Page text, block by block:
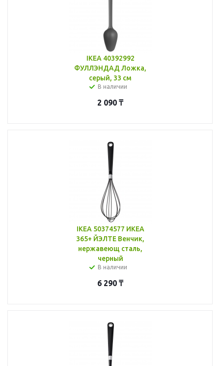
IKEA 40392992
ФУЛЛЭНДАД Ложка,
серый, 33 см
В наличии
2 090 ₸
IKEA 50374577 ИКЕА
365+ ЙЭЛТЕ Венчик,
нержавеющ сталь,
черный
В наличии
6 290 ₸